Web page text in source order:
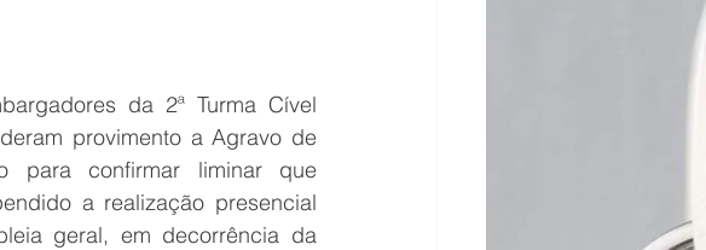
da 2ª Turma Cível
provimento a Agravo de
para confirmar liminar que
a realização presencial
geral, em decorrência da